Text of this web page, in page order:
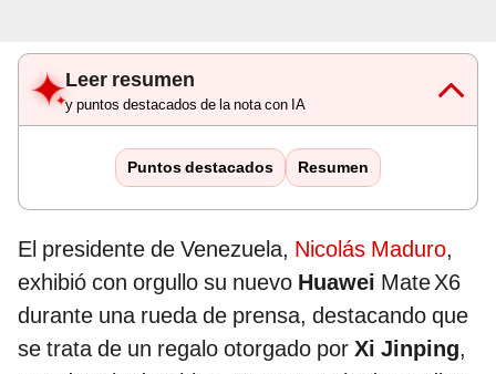
Leer resumen
y puntos destacados de la nota con IA
Puntos destacados Resumen
El presidente de Venezuela, Nicolás Maduro,
exhibió con orgullo su nuevo Huawei Mate X6
durante una rueda de prensa, destacando que
se trata de un regalo otorgado por Xi Jinping,